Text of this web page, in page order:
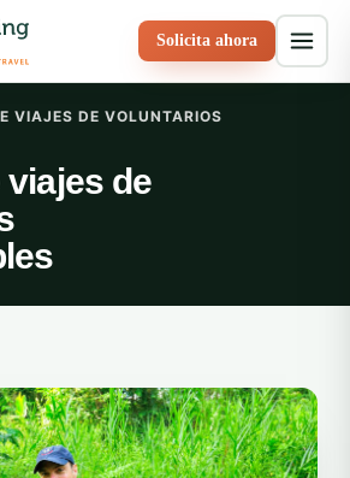
Solicita ahora
VIAJES DE VOLUNTARIOS
viajes de